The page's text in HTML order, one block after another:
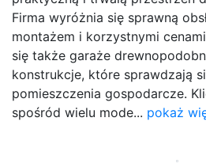
Firma wyróżnia się sprawną
montażem i korzystnymi
się także garaże
konstrukcje, które sprawdzają
pomieszczenia gospodarcze.
spośród wielu mode... pokaż